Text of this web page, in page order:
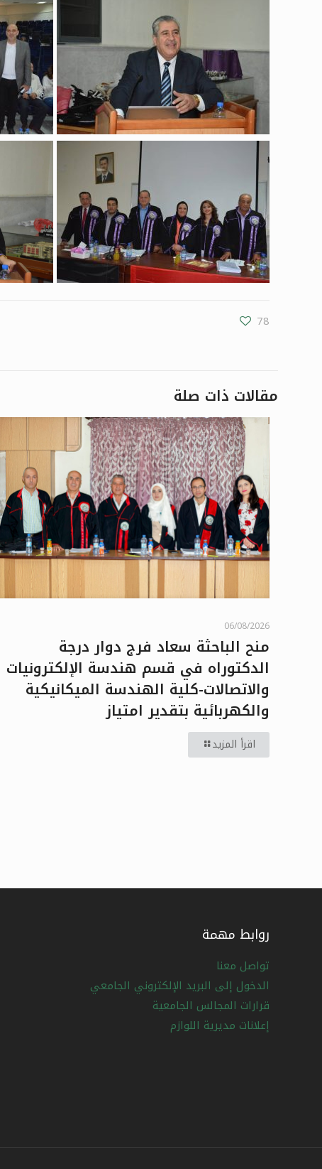
78
مقالات ذات صلة
06/08/2026
منح الباحثة سعاد فرج دوار درجة
الدكتوراه في قسم هندسة الإلكترونيات
والاتصالات-كلية الهندسة الميكانيكية
والكهربائية بتقدير امتياز
اقرأ المزيد
روابط مهمة
تواصل معنا
الدخول إلى البريد الإلكتروني الجامعي
قرارات المجالس الجامعية
إعلانات مديرية اللوازم